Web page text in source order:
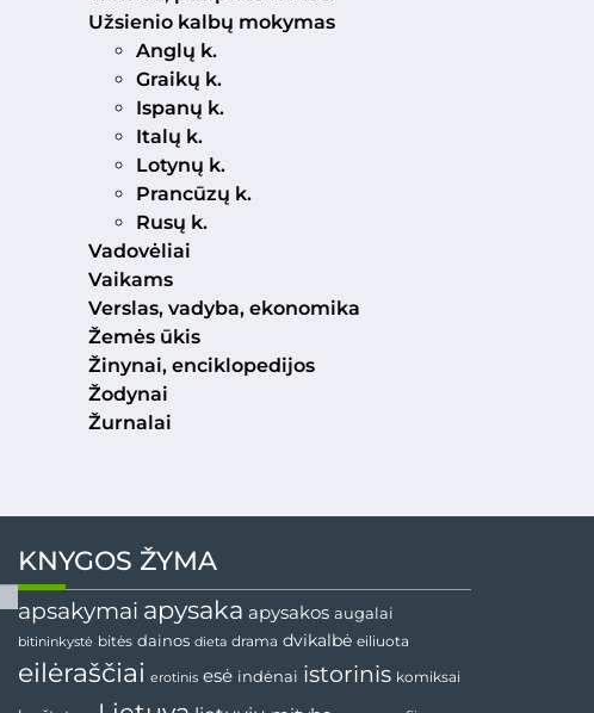
Užsienio kalbų mokymas
Anglų k.
Graikų k.
Ispanų k.
Italų k.
Lotynų k.
Prancūzų k.
Rusų k.
Vadovėliai
Vaikams
Verslas, vadyba, ekonomika
Žemės ūkis
Žinynai, enciklopedijos
Žodynai
Žurnalai
KNYGOS ŽYMA
apsakymai apysaka apysakos augalai
bitininkystė bitės dainos dieta drama dvikalbė eiliuota
eilėraščiai erotinis esė indėnai istorinis komiksai